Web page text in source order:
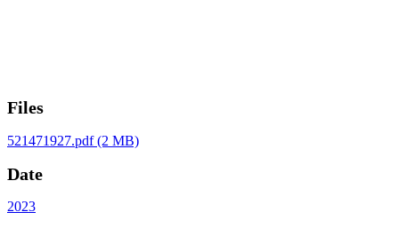
Files
521471927.pdf(2 MB)
Date
2023